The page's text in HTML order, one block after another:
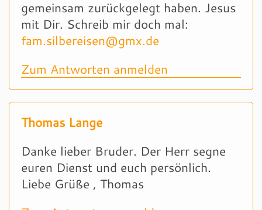
gemeinsam zurückgelegt haben. Jesus
mit Dir. Schreib mir doch mal:
fam.silbereisen@gmx.de
Zum Antworten anmelden
Thomas Lange
Danke lieber Bruder. Der Herr segne
euren Dienst und euch persönlich.
Liebe Grüße , Thomas